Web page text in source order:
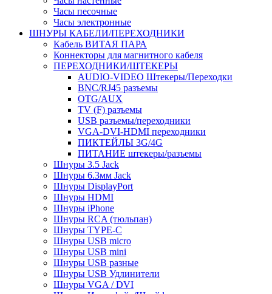
Часы песочные
Часы электронные
ШНУРЫ КАБЕЛИ/ПЕРЕХОДНИКИ
Кабель ВИТАЯ ПАРА
Коннекторы для магнитного кабеля
ПЕРЕХОДНИКИ/ШТЕКЕРЫ
AUDIO-VIDEO Штекеры/Переходки
BNC/RJ45 разъемы
OTG/AUX
TV (F) разъемы
USB разъемы/переходники
VGA-DVI-HDMI переходники
ПИКТЕЙЛЫ 3G/4G
ПИТАНИЕ штекеры/разъемы
Шнуры 3.5 Jack
Шнуры 6.3мм Jack
Шнуры DisplayPort
Шнуры HDMI
Шнуры iPhone
Шнуры RCA (тюльпан)
Шнуры TYPE-C
Шнуры USB micro
Шнуры USB mini
Шнуры USB разные
Шнуры USB Удлинители
Шнуры VGA / DVI